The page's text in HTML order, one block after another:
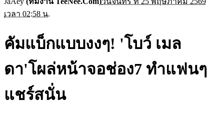
เวลา 02:58 น.
คัมแบ็กแบบงงๆ! 'โบว์ เมล
ดา'โผล่หน้าจอช่อง7 ทำแฟนๆ
แชร์สนั่น